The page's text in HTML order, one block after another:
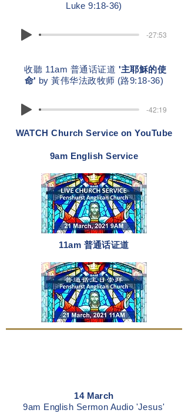
Luke 9:18-36)
-27:53
收聽 11am 普通话证道 '主耶穌的使
命' by 黃伟华法政牧师 (路9:18-36)
-42:19
WATCH Church Service on YouTube
9am English Service
11am 普通话证道
14 March
9am English Sermon Audio 'Jesus'